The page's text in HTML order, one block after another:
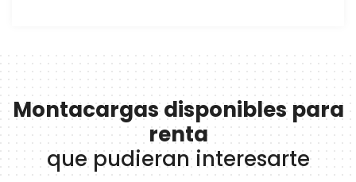
Montacargas disponibles para
renta
que pudieran interesarte